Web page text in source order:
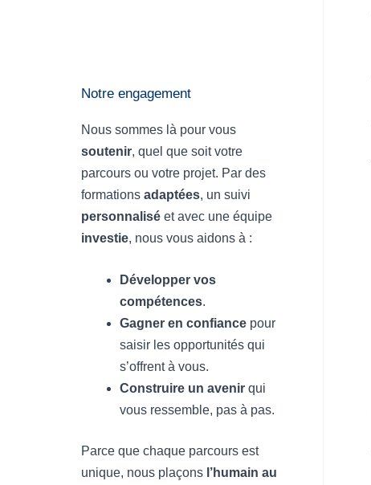
Notre engagement
Nous sommes là pour vous
soutenir, quel que soit votre
parcours ou votre projet. Par des
formations adaptées, un suivi
personnaliséet avec une équipe
investie, nous vous aidons à :
Développer vos
compétences.
Gagner en confiancepour
saisir les opportunités qui
s’offrent à vous.
Construire un avenirqui
vous ressemble, pas à pas.
Parce que chaque parcours est
unique, nous plaçons l’humain au